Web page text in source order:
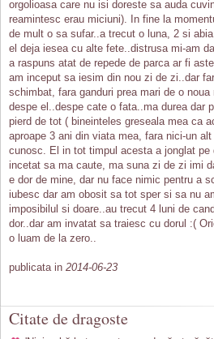
orgolioasa care nu isi doreste sa auda
reamintesc erau miciuni). In fine la
de mult o sa sufar..a trecut o luna, 2 si
el deja iesea cu alte fete..distrusa mi-am
a raspuns atat de repede de parca ar fi
am inceput sa iesim din nou zi de zi..dar
schimbat, fara ganduri prea mari de o
despe el..despe cate o fata..ma durea dar
pierd de tot ( bineinteles greseala mea ca
aproape 3 ani din viata mea, fara nici-un
cunosc. El in tot timpul acesta a jonglat
incetat sa ma caute, ma suna zi de zi imi
e dor de mine, dar nu face nimic pentru a
iubesc dar am obosit sa tot sper si sa nu
imposibilul si doare..au trecut 4 luni de
dor..dar am invatat sa traiesc cu dorul :(
o luam de la zero..
publicata in 2014-06-23
Citate de dragoste